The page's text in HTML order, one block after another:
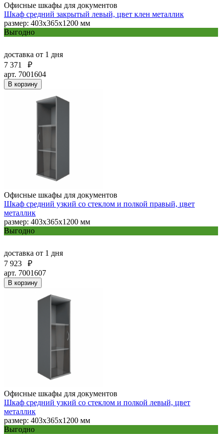
Офисные шкафы для документов
Шкаф средний закрытый левый, цвет клен металлик
размер: 403х365х1200 мм
Выгодно
доставка от 1 дня
7 371
₽
арт. 7001604
В корзину
Офисные шкафы для документов
Шкаф средний узкий со стеклом и полкой правый, цвет
металлик
размер: 403х365х1200 мм
Выгодно
доставка от 1 дня
7 923
₽
арт. 7001607
В корзину
Офисные шкафы для документов
Шкаф средний узкий со стеклом и полкой левый, цвет
металлик
размер: 403х365х1200 мм
Выгодно